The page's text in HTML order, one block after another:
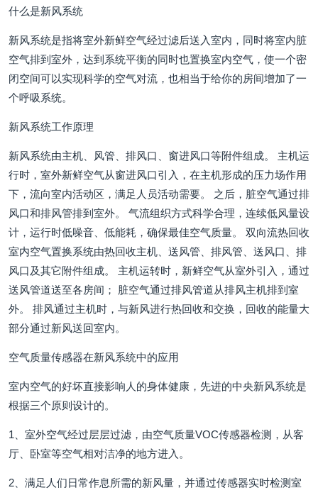
什么是新风系统
新风系统是指将室外新鲜空气经过滤后送入室内，同时将室内脏
空气排到室外，达到系统平衡的同时也置换室内空气，使一个密
闭空间可以实现科学的空气对流，也相当于给你的房间增加了一
个呼吸系统。
新风系统工作原理
新风系统由主机、风管、排风口、窗进风口等附件组成。 主机运
行时，室外新鲜空气从窗进风口引入，在主机形成的压力场作用
下，流向室内活动区，满足人员活动需要。 之后，脏空气通过排
风口和排风管排到室外。 气流组织方式科学合理，连续低风量设
计，运行时低噪音、低能耗，确保最佳空气质量。 双向流热回收
室内空气置换系统由热回收主机、送风管、排风管、送风口、排
风口及其它附件组成。 主机运转时，新鲜空气从室外引入，通过
送风管道送至各房间； 脏空气通过排风管道从排风主机排到室
外。 排风通过主机时，与新风进行热回收和交换，回收的能量大
部分通过新风送回室内。
空气质量传感器在新风系统中的应用
室内空气的好坏直接影响人的身体健康，先进的中央新风系统是
根据三个原则设计的。
1、室外空气经过层层过滤，由空气质量VOC传感器检测，从客
厅、卧室等空气相对洁净的地方进入。
2、满足人们日常作息所需的新风量，并通过传感器实时检测室